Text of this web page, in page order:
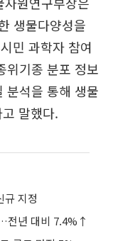
생물다양성을
민 과학자 참여
위기종 분포 정보
분석을 통해 생물
말했다.
규 지정
전년 대비 7.4%↑